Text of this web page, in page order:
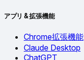
アプリ & 拡張機能
Chrome拡張機能
Claude Desktop
ChatGPT